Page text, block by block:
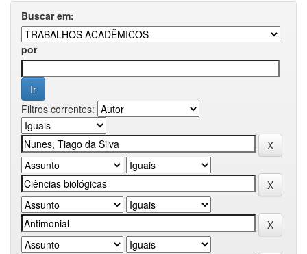
Buscar em:
por
Filtros correntes: